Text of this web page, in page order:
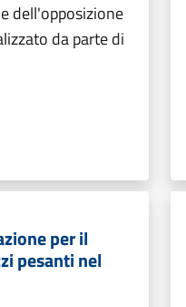
dell'opposizione
da parte di
per il
pesanti nel